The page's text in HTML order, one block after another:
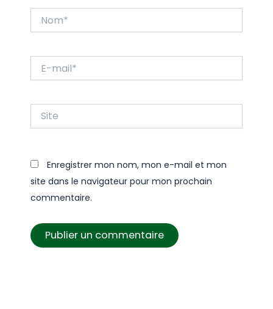
mail*
Enregistrer mon nom, mon e-mail et mon
site dans le navigateur pour mon prochain
commentaire.